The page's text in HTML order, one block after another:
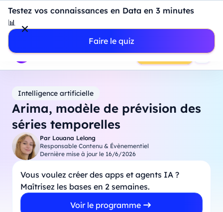
Testez vos connaissances en Data en 3 minutes
📊
Faire le quiz
Introduction à Power BI : construisez votre premier
dashboard de A à Z
- Mardi 11
18h00
Professionnels
Étudiants Parents Entreprises
Prendre RDV
Intelligence artificielle
Arima, modèle de prévision des
séries temporelles
Par Louana Lelong
Responsable Contenu & Évènementiel
Dernière mise à jour le 16/6/2026
Vous voulez créer des apps et agents IA ?
Maîtrisez les bases en 2 semaines.
Voir le programme